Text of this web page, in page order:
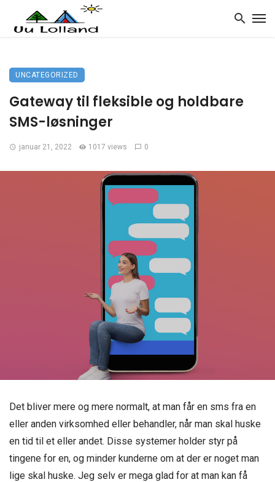
UNCATEGORIZED
Gateway til fleksible og holdbare
SMS-løsninger
januar 21, 2022 1017 views 0
Det bliver mere og mere normalt, at man får en sms fra en
eller anden virksomhed eller behandler, når man skal huske
en tid til et eller andet. Disse systemer holder styr på
tingene for en, og minder kunderne om at der er noget man
lige skal huske. Jeg selv er mega glad for at man kan få